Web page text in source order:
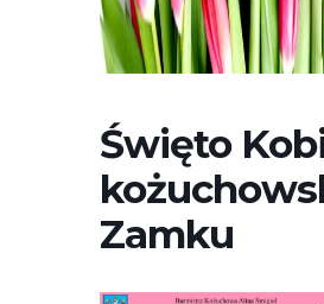
Święto
Zamku